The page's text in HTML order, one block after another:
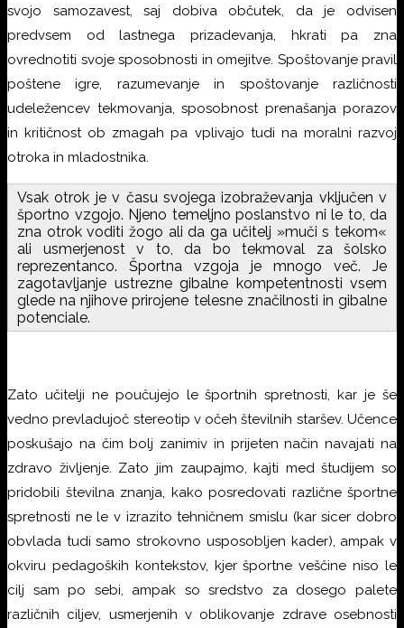
svojo samozavest, saj dobiva občutek, da je odvisen
predvsem od lastnega prizadevanja, hkrati pa zna
ovrednotiti svoje sposobnosti in omejitve. Spoštovanje pravil
poštene igre, razumevanje in spoštovanje različnosti
udeležencev tekmovanja, sposobnost prenašanja porazov
in kritičnost ob zmagah pa vplivajo tudi na moralni razvoj
otroka in mladostnika.
Vsak otrok je v času svojega izobraževanja vključen v
športno vzgojo. Njeno temeljno poslanstvo ni le to, da
zna otrok voditi žogo ali da ga učitelj »muči s tekom«
ali usmerjenost v to, da bo tekmoval za šolsko
reprezentanco. Športna vzgoja je mnogo več. Je
zagotavljanje ustrezne gibalne kompetentnosti vsem
glede na njihove prirojene telesne značilnosti in gibalne
potenciale.
Zato učitelji ne poučujejo le športnih spretnosti, kar je še
vedno prevladujoč stereotip v očeh številnih staršev. Učence
poskušajo na čim bolj zanimiv in prijeten način navajati na
zdravo življenje. Zato jim zaupajmo, kajti med študijem so
pridobili številna znanja, kako posredovati različne športne
spretnosti ne le v izrazito tehničnem smislu (kar sicer dobro
obvlada tudi samo strokovno usposobljen kader), ampak v
okviru pedagoških kontekstov, kjer športne veščine niso le
cilj sam po sebi, ampak so sredstvo za dosego palete
različnih ciljev, usmerjenih v oblikovanje zdrave osebnosti